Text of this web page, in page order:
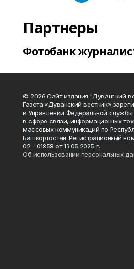
Партнеры
Фотобанк
© 2026 Сайт издания "Дуванский
Газета «Дуванский вестник»
в Управлении Федеральной службы
в сфере связи, информационных
массовых коммуникаций по
Башкортостан. Регистрационный
02 - 01858 от 19.05.2025 г.
Об использовании персональных